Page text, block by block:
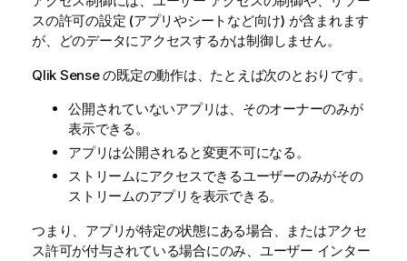
スの許可の設定 (アプリやシートなど向け) が含まれます
が、どのデータにアクセスするかは制御しません。
Qlik Senseの既定の動作は、たとえば次のとおりです。
公開されていないアプリは、そのオーナーのみが
表示できる。
アプリは公開されると変更不可になる。
ストリームにアクセスできるユーザーのみがその
ストリームのアプリを表示できる。
つまり、アプリが特定の状態にある場合、またはアクセ
ス許可が付与されている場合にのみ、ユーザー インター